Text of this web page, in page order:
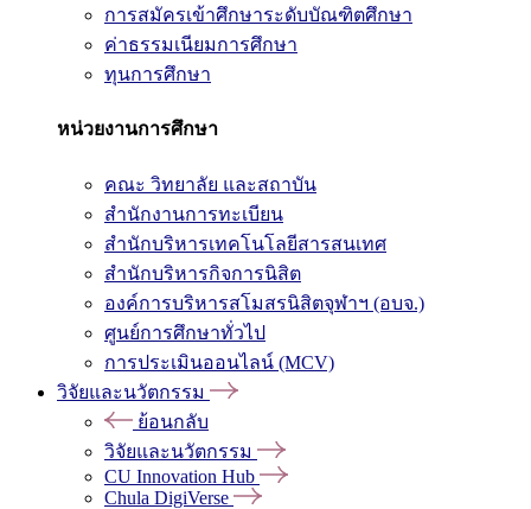
การสมัครเข้าศึกษาระดับบัณฑิตศึกษา
ค่าธรรมเนียมการศึกษา
ทุนการศึกษา
หน่วยงานการศึกษา
คณะ วิทยาลัย และสถาบัน
สำนักงานการทะเบียน
สำนักบริหารเทคโนโลยีสารสนเทศ
สำนักบริหารกิจการนิสิต
องค์การบริหารสโมสรนิสิตจุฬาฯ (อบจ.)
ศูนย์การศึกษาทั่วไป
การประเมินออนไลน์ (MCV)
วิจัยและนวัตกรรม
ย้อนกลับ
วิจัยและนวัตกรรม
CU Innovation Hub
Chula DigiVerse